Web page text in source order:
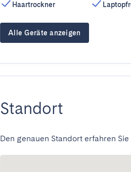
Haartrockner
Alle Geräte anzeigen
Standort
Den genauen Standort erfahren